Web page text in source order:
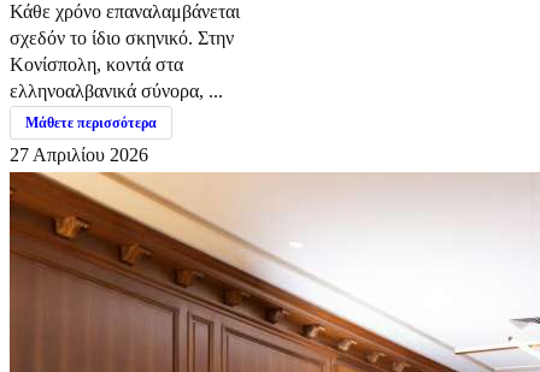
Κάθε χρόνο επαναλαμβάνεται
σχεδόν το ίδιο σκηνικό. Στην
Κονίσπολη, κοντά στα
ελληνοαλβανικά σύνορα, ...
Μάθετε περισσότερα
27 Απριλίου 2026